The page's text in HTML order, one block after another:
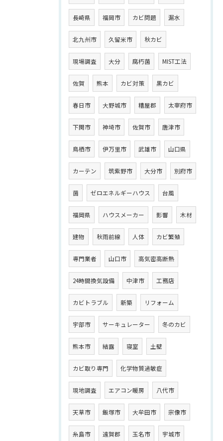
長崎県 福岡市 カビ問題 漏水
北九州市 久留米市 秋カビ
現場調査 大分 腐朽菌 MIST工法
佐賀 熊本 カビ対策 黒カビ
春日市 大野城市 糟屋郡 太宰府市
下関市 神埼市 佐賀市 唐津市
鳥栖市 伊万里市 武雄市 山口県
カーテン 筑紫野市 大分市 別府市
菌 ゼロエネルギーハウス 台風
福岡県 ハウスメーカー 影響 木材
建物 秋雨前線 人体 カビ繁殖
専門業者 山口市 高気密高断熱
24時間換気設備 中津市 工務店
カビトラブル 新築 リフォーム
宇部市 サーキュレーター 冬のカビ
熊本市 結露 寝室 土壁
カビ取り専門 化学物質過敏症
現地調査 エアコン暖房 八代市
天草市 飯塚市 大牟田市 宗像市
糸島市 遠賀郡 玉名市 宇城市